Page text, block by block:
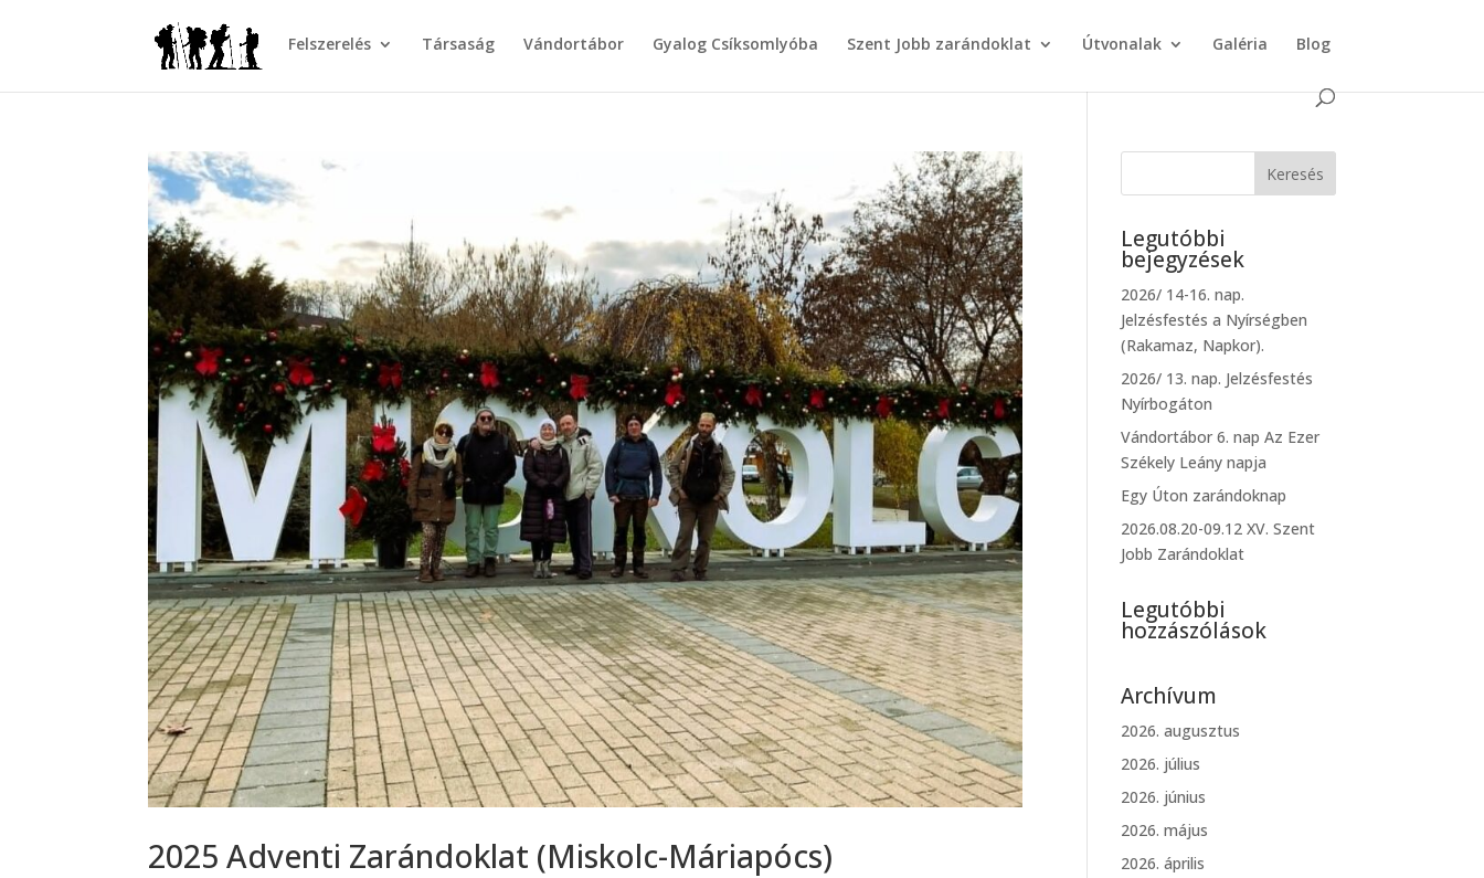
Felszerelés Társaság Vándortábor Gyalog Csíksomlyóba Szent Jobb zarándoklat Útvonalak Galéria Blog
2025 Adventi Zarándoklat (Miskolc-Máriapócs)
Legutóbbi
bejegyzések
2026/ 14-16. nap.
Jelzésfestés a Nyírségben
(Rakamaz, Napkor).
2026/ 13. nap. Jelzésfestés
Nyírbogáton
Vándortábor 6. nap Az Ezer
Székely Leány napja
Egy Úton zarándoknap
2026.08.20-09.12 XV. Szent
Jobb Zarándoklat
Legutóbbi
hozzászólások
Archívum
2026. augusztus
2026. július
2026. június
2026. május
2026. április